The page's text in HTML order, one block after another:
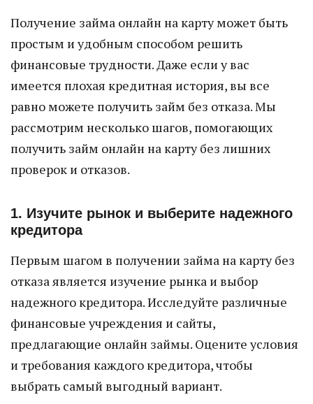
Получение займа онлайн на карту может быть
простым и удобным способом решить
финансовые трудности. Даже если у вас
имеется плохая кредитная история, вы все
равно можете получить займ без отказа. Мы
рассмотрим несколько шагов, помогающих
получить займ онлайн на карту без лишних
проверок и отказов.
1. Изучите рынок и выберите надежного
кредитора
Первым шагом в получении займа на карту без
отказа является изучение рынка и выбор
надежного кредитора. Исследуйте различные
финансовые учреждения и сайты,
предлагающие онлайн займы. Оцените условия
и требования каждого кредитора, чтобы
выбрать самый выгодный вариант.